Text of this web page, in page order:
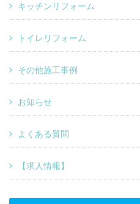
キッチンリフォーム
トイレリフォーム
その他施工事例
お知らせ
よくある質問
【求人情報】